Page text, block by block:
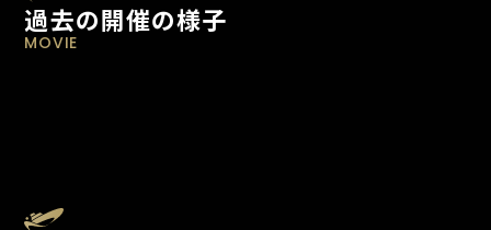
過去の開催の様子
MOVIE